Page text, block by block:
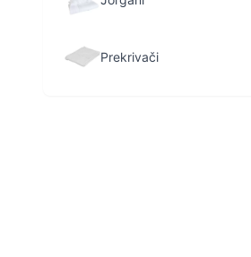
Prekrivači